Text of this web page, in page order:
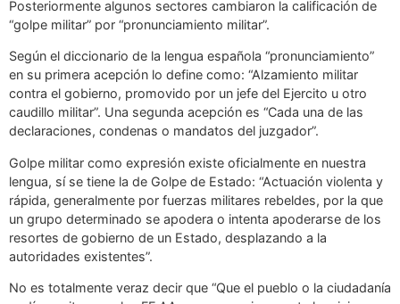
Posteriormente algunos sectores cambiaron la calificación de
“golpe militar” por “pronunciamiento militar”.
Según el diccionario de la lengua española “pronunciamiento”
en su primera acepción lo define como: “Alzamiento militar
contra el gobierno, promovido por un jefe del Ejercito u otro
caudillo militar”. Una segunda acepción es “Cada una de las
declaraciones, condenas o mandatos del juzgador”.
Golpe militar como expresión existe oficialmente en nuestra
lengua, sí se tiene la de Golpe de Estado: “Actuación violenta y
rápida, generalmente por fuerzas militares rebeldes, por la que
un grupo determinado se apodera o intenta apoderarse de los
resortes de gobierno de un Estado, desplazando a la
autoridades existentes”.
No es totalmente veraz decir que “Que el pueblo o la ciudadanía